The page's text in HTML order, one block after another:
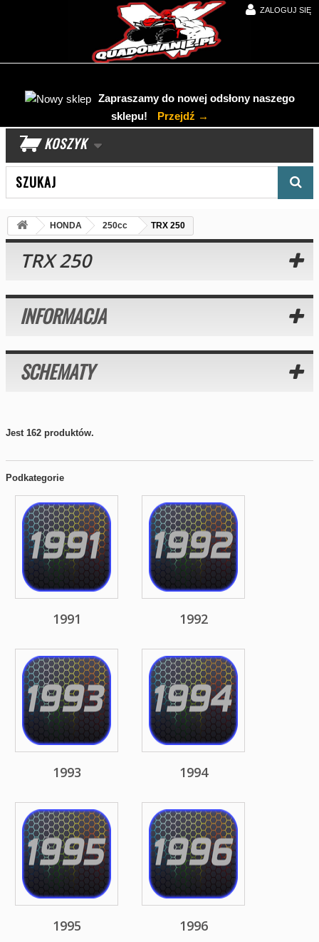
ZALOGUJ SIĘ
Zapraszamy do nowej odsłony naszego
sklepu!
Przejdź →
KOSZYK
HONDA 250cc TRX 250
TRX 250
INFORMACJA
SCHEMATY
Jest 162 produktów.
Podkategorie
1991 1992
1993 1994
1995 1996